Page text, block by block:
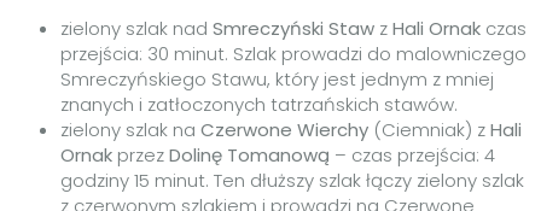
zielony szlak nad Smreczyński Staw zHali Ornak czas
przejścia: 30 minut. Szlak prowadzi do malowniczego
Smreczyńskiego Stawu, który jest jednym z mniej
znanych i zatłoczonych tatrzańskich stawów.
zielony szlak na Czerwone Wierchy (Ciemniak) zHali
Ornak przezDolinę Tomanową – czas przejścia: 4
godziny 15 minut. Ten dłuższy szlak łączy zielony szlak
z czerwonym szlakiem i prowadzi na Czerwone